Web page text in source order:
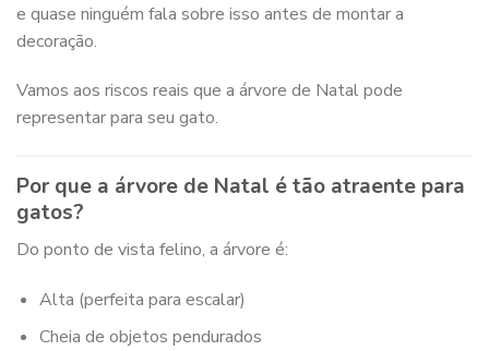
e quase ninguém fala sobre isso antes de montar a
decoração.
Vamos aos riscos reais que a árvore de Natal pode
representar para seu gato.
Por que a árvore de Natal é tão atraente para
gatos?
Do ponto de vista felino, a árvore é:
Alta (perfeita para escalar)
Cheia de objetos pendurados